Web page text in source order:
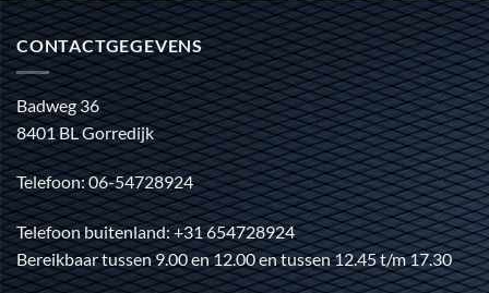
CONTACTGEGEVENS
Badweg 36
8401 BL Gorredijk
Telefoon: 06-54728924
Telefoon buitenland: +31 654728924
Bereikbaar tussen 9.00 en 12.00 en tussen 12.45 t/m 17.30